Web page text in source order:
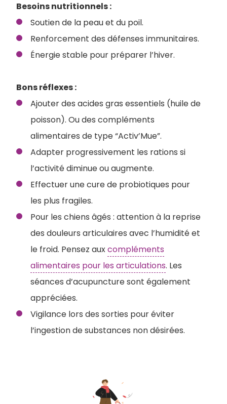
Besoins nutritionnels :
Soutien de la peau et du poil.
Renforcement des défenses immunitaires.
Énergie stable pour préparer l’hiver.
Bons réflexes :
Ajouter des acides gras essentiels (huile de
poisson). Ou des compléments
alimentaires de type “Activ’Mue”.
Adapter progressivement les rations si
l’activité diminue ou augmente.
Effectuer une cure de probiotiques pour
les plus fragiles.
Pour les chiens âgés : attention à la reprise
des douleurs articulaires avec l’humidité et
le froid. Pensez auxcompléments
alimentaires pour les articulations. Les
séances d’acupuncture sont également
appréciées.
Vigilance lors des sorties pour éviter
l’ingestion de substances non désirées.